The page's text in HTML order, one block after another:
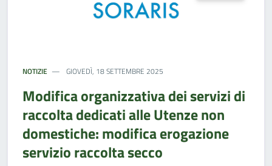
NOTIZIE GIOVEDÌ, 18 SETTEMBRE 2025
Modifica organizzativa dei servizi di
raccolta dedicati alle Utenze non
domestiche: modifica erogazione
servizio raccolta secco